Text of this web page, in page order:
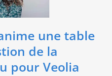
&
durable
une table
de la
pour Veolia